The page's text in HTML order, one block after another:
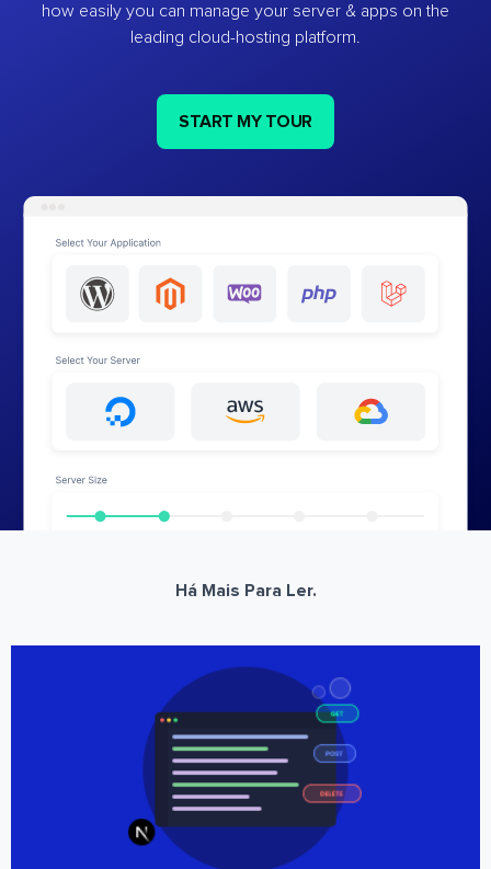
how easily you can manage your server & apps on the
leading cloud-hosting platform.
START MY TOUR
Há Mais Para Ler.